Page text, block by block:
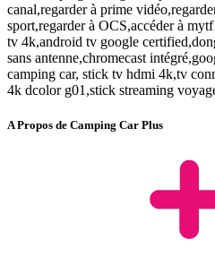
canal,regarder à prime
sport,regarder à OCS,accéder à
tv 4k,android tv google
sans antenne,chromecast
camping car, stick tv hdmi 4k,tv
4k dcolor g01,stick streaming
A Propos de Camping Car Plus